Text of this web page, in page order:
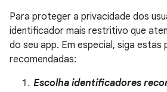
Para proteger a privacidade dos
identificador mais restritivo que
do seu app. Em especial, siga estas
recomendadas:
Escolha identificadores